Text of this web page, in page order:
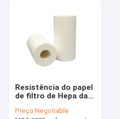
Filtro da fibra do metal
Filtro de ar do carro que faz
Filtro de HEPA que faz a
Resistência do papel
de filtro de Hepa da
e de grande
Preço:Negotiable